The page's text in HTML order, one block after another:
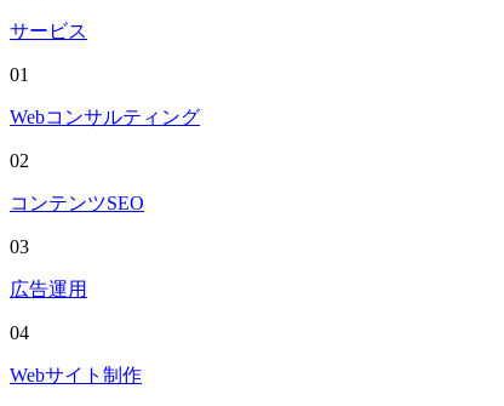
サービス
01
Webコンサルティング
02
コンテンツSEO
03
広告運用
04
Webサイト制作